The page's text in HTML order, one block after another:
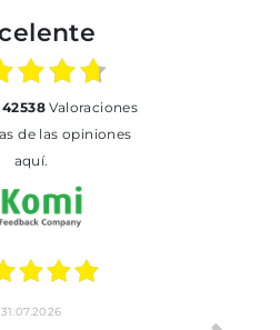
42538Valoraciones
aquí.
31.07.2026